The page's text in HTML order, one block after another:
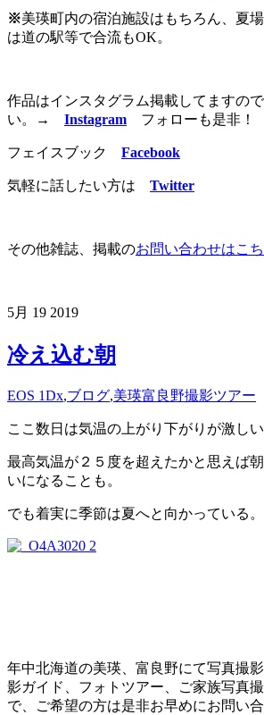
※美瑛町内の宿泊施設はもちろん、夏
は道の駅等で合流もOK。
作品はインスタグラム掲載してますの
い。
→ Instagram フォローも是非！
フェイスブック Facebook
気軽に話したい方は Twitter
その他雑誌、掲載のお問い合わせはこ
5月 19 2019
冷え込む朝
EOS 1Dx,ブログ,美瑛富良野撮影ツアー
ここ数日は気温の上がり下がりが激しい
最高気温が２５度を超えたかと思えば
いになることも。
でも着実に季節は夏へと向かっている。
年中北海道の美瑛、富良野にて写真撮
影ガイド、フォトツアー、ご家族写真
で、ご希望の方は是非お早めにお問い